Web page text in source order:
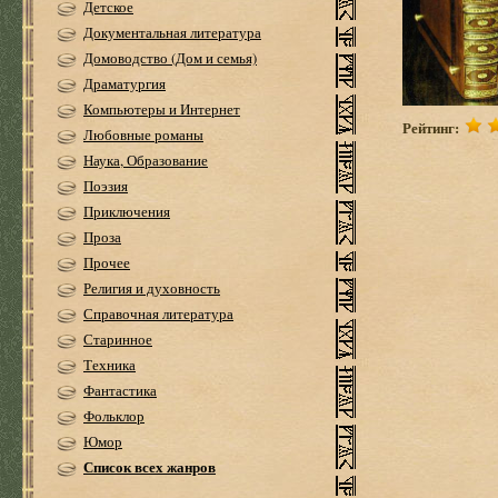
Детское
Документальная литература
Домоводство (Дом и семья)
Драматургия
Компьютеры и Интернет
Любовные романы
Наука, Образование
Поэзия
Приключения
Проза
Прочее
Религия и духовность
Справочная литература
Старинное
Техника
Фантастика
Фольклор
Юмор
Список всех жанров
Рейтинг: